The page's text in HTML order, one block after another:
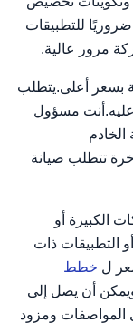
للتطبيقات
مرور عالية.
بسعر أعلى.يتطلب
عليه.أنت مسؤول
تتطلب صيانة
الكبيرة أو
التطبيقات ذات
ل خطط
شهريًا ويمكن أن يصل إلى
المواصفات ومزود